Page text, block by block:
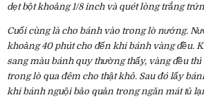
dẹt bột khoảng 1/8 inch và quét lòng trắng
Cuối cùng là cho bánh vào trong lò nướng.
khoảng 40 phút cho đến khi bánh vàng đều.
sang màu bánh quy thường thấy, vàng đều
trong lò qua đêm cho thật khô. Sau đó lấy
khi bánh nguội bảo quản trong ngăn mát tủ